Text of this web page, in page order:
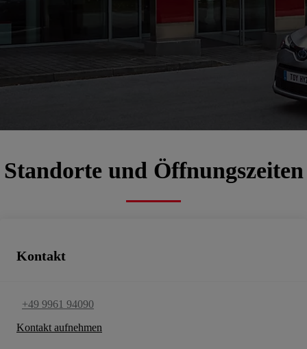
Autohaus Ströher
d3484921-b07f-4323-912b-0b269697d71a
Standorte und Öffnungszeiten
Kontakt
+49 9961 94090
Kontakt aufnehmen